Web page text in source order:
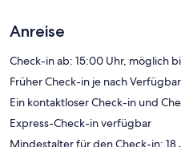
zu deren Ausstattung
Essbereiche und Kochgeschirr/
Badausstattung gehören Duschen
Dir steht ein kostenloser
Flachbildfernseher stehen in den
Zimmer verfügen außerdem
Verdunkelungsvorhänge. Der
Anreise
Check-in ab: 15:00 Uhr, möglich
Früher Check-in je nach
Ein kontaktloser Check-in und
Express-Check-in verfügbar
Mindestalter für den Check-in: 18